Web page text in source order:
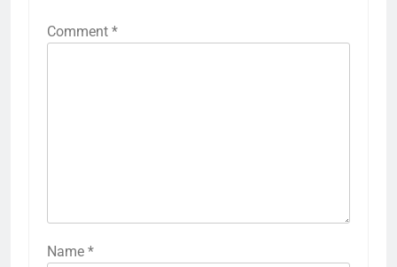
Comment *
Name *